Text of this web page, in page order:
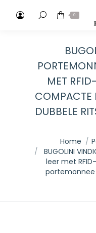
Search: 0
MET
COMPACTE
DUBBELE
Je bent hier:
Home
BUGOLINI
leer met